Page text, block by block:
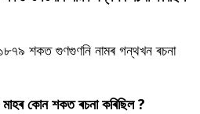
১৮৭৯ শকত গুণগুণনি নামৰ গন্থখন ৰচনা
মাহৰ কোন শকত ৰচনা কৰিছিল ?